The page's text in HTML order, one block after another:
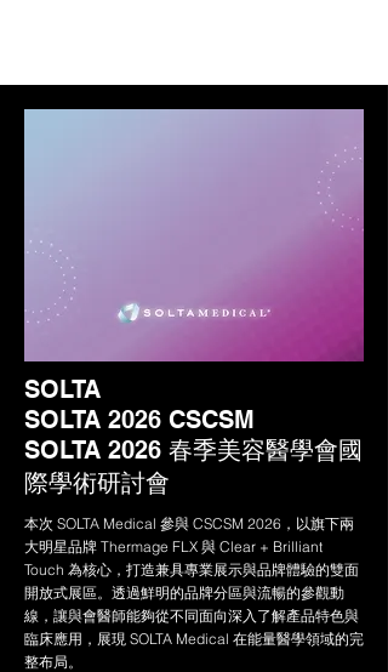
SOLTA
SOLTA 2026 CSCSM
SOLTA 2026 春季美容醫學會國
際學術研討會
本次 SOLTA Medical 參與 CSCSM 2026，以旗下兩
大明星品牌 Thermage FLX 與 Clear + Brilliant
Touch 為核心，打造兼具專業展示與品牌體驗的雙面
開放式展區。透過鮮明的品牌分區與流暢的參觀動
線，讓與會醫師能夠從不同面向深入了解產品特色與
臨床應用，展現 SOLTA Medical 在能量醫學領域的完
整布局。